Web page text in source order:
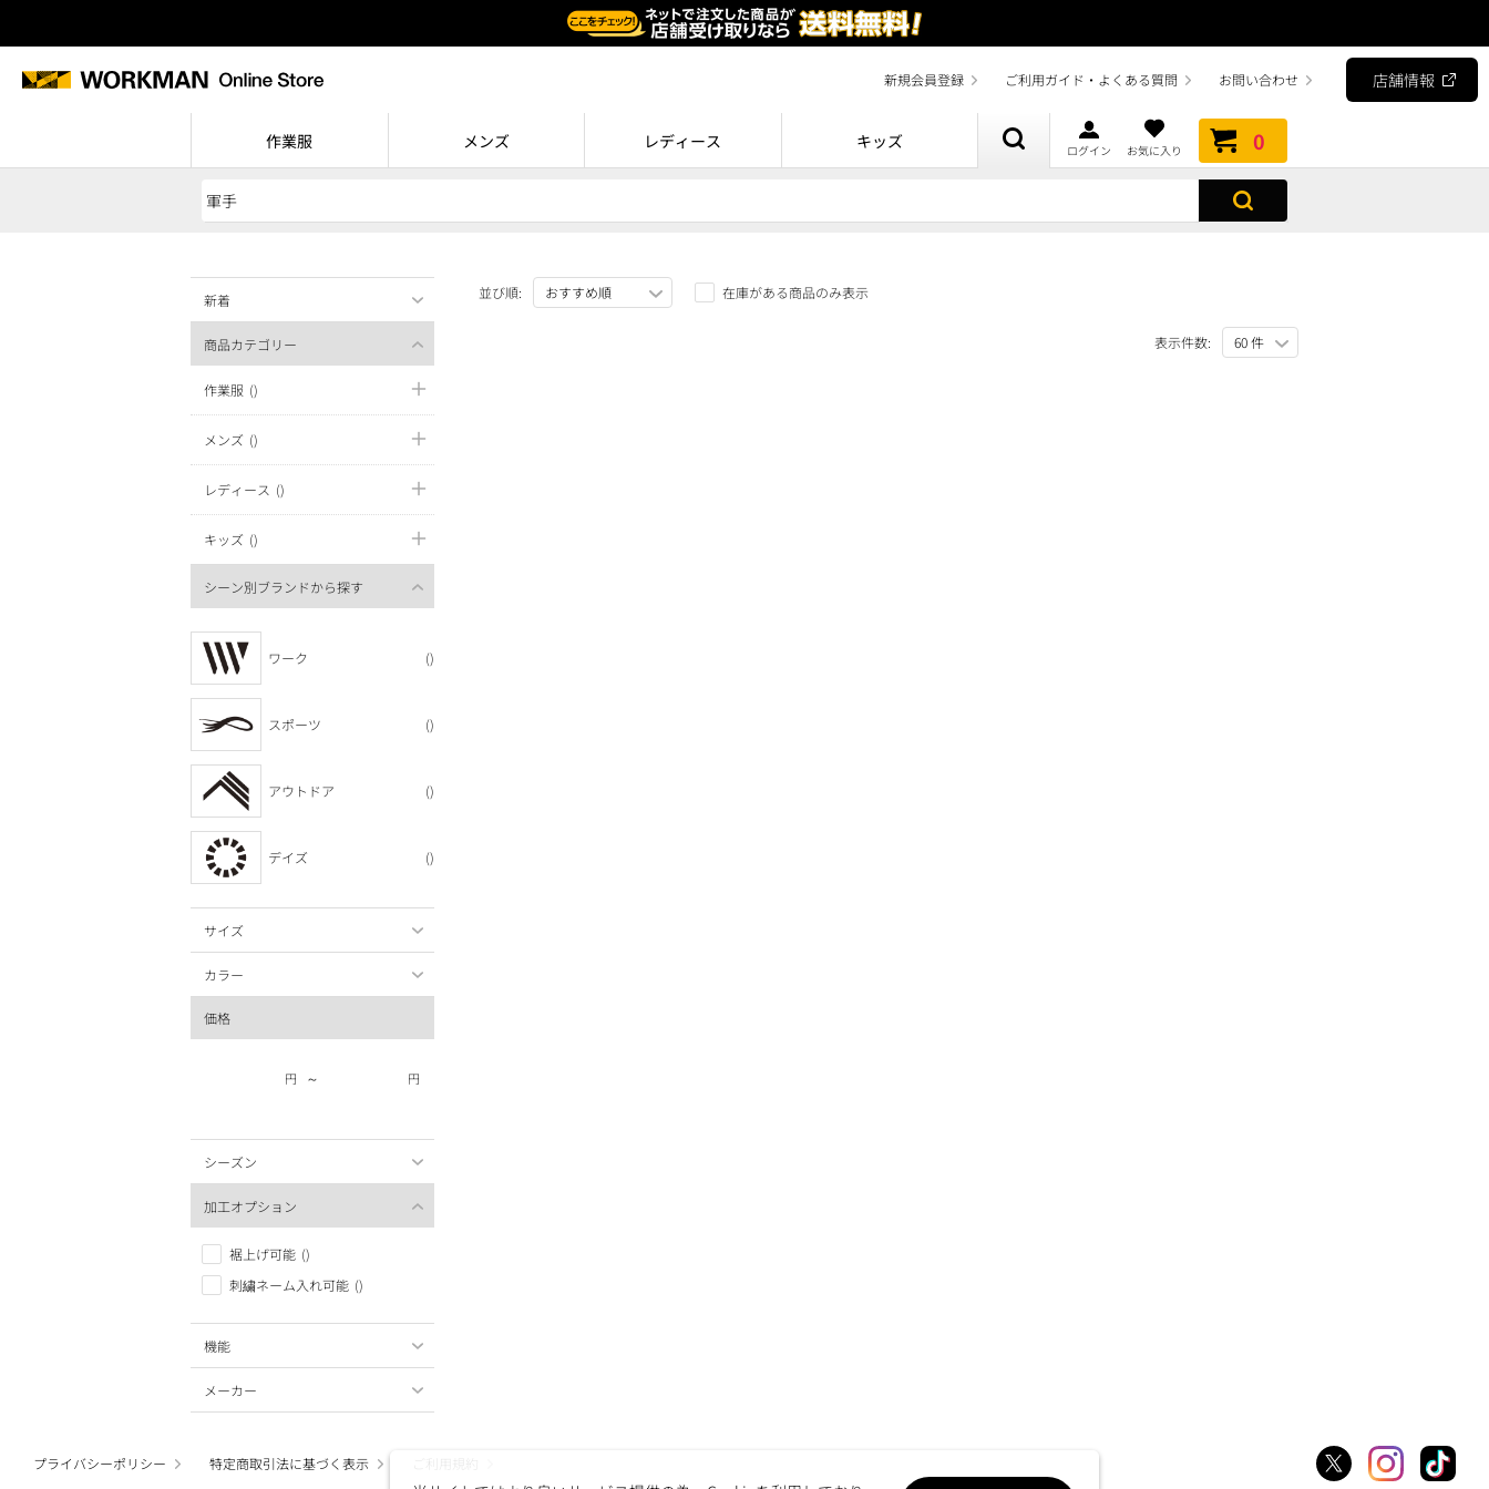
新規会員登録 ご利用ガイド・よくある質問 お問い合わせ 店舗情報
作業服 メンズ レディース キッズ ログイン お気に入り 0
新着
商品カテゴリー
作業服 ()
メンズ ()
レディース ()
キッズ ()
シーン別ブランドから探す
ワーク ()
スポーツ ()
アウトドア ()
デイズ ()
サイズ
カラー
価格
円 ～ 円
シーズン
加工オプション
裾上げ可能 ()
刺繍ネーム入れ可能 ()
機能
メーカー
並び順: 在庫がある商品のみ表示
表示件数:
プライバシーポリシー 特定商取引法に基づく表示 ご利用規約